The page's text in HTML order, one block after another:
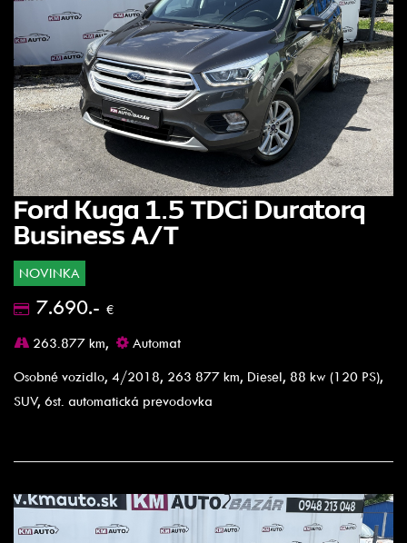
Ford Kuga 1.5 TDCi Duratorq
Business A/T
NOVINKA
7.690.- €
263.877 km,
Automat
Osobné vozidlo, 4/2018, 263 877 km, Diesel, 88 kw (120 PS),
SUV, 6st. automatická prevodovka